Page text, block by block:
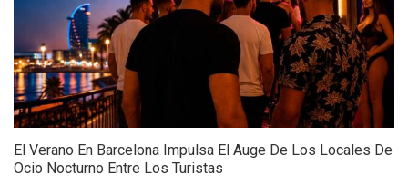
El Verano En Barcelona Impulsa El Auge De Los Locales De
Ocio Nocturno Entre Los Turistas